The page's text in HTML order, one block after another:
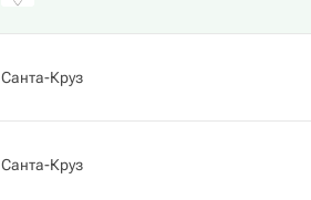
Санта-Круз
Санта-Круз